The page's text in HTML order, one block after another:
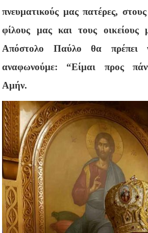
πνευματικούς μας πατέρες,
φίλους μας και τους
Απόστολο Παύλο θα πρέπει
αναφωνούμε: “Είμαι προς
Αμήν.